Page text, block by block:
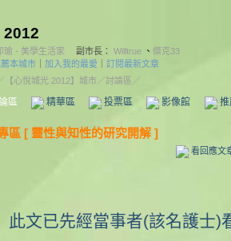
2012
瑜 - 美學生活家 副市長： Willtrue 、 傑克33
本城市 加入我的最愛
訂閱最新文章
【心悅城光 2012】城市 ／討論區／
區 精華區 投票區 影像館
區 [ 靈性與知性的研究開解 ]
看回應文
此文已先經當事者(該名護士)